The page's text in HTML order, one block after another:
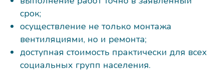
срок;
осуществление не только монтажа
вентиляциями, но и ремонта;
доступная стоимость практически для всех
социальных групп населения.